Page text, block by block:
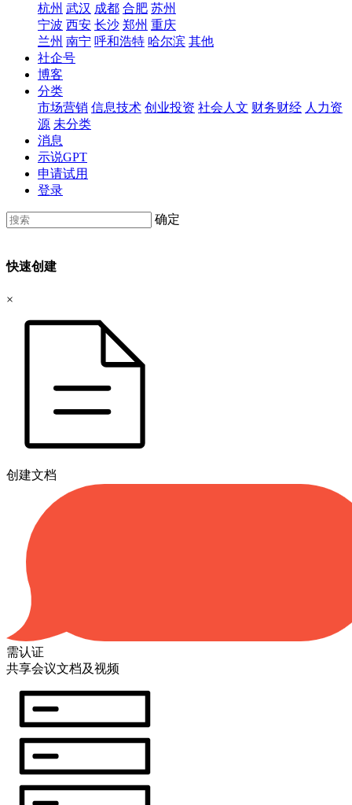
杭州 武汉 成都 合肥 苏州
宁波 西安 长沙 郑州 重庆
兰州 南宁 呼和浩特 哈尔滨 其他
社企号
博客
分类
市场营销 信息技术 创业投资 社会人文 财务财经 人力资
源 未分类
消息
示说GPT
申请试用
登录
确定
快速创建
×
创建文档
需认证
共享会议文档及视频